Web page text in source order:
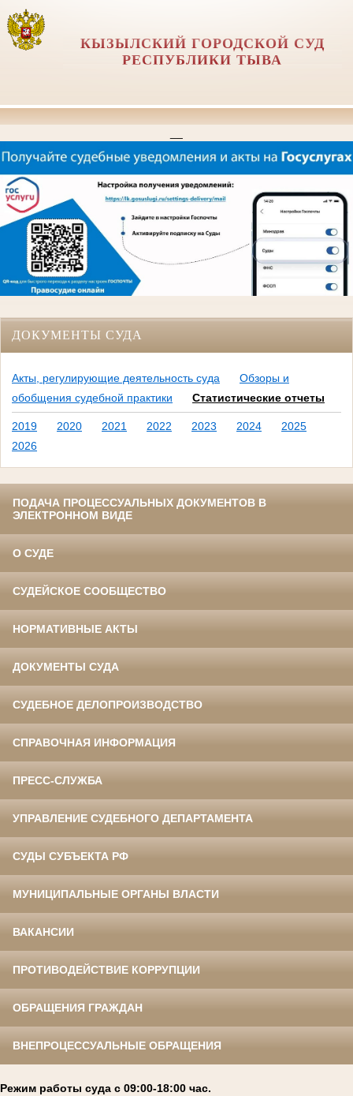
КЫЗЫЛСКИЙ ГОРОДСКОЙ СУД
РЕСПУБЛИКИ ТЫВА
ДОКУМЕНТЫ СУДА
Акты, регулирующие деятельность суда
Обзоры и
обобщения судебной практики
Статистические отчеты
2019 2020 2021 2022 2023 2024
2025
2026
ПОДАЧА ПРОЦЕССУАЛЬНЫХ ДОКУМЕНТОВ В
ЭЛЕКТРОННОМ ВИДЕ
О СУДЕ
СУДЕЙСКОЕ СООБЩЕСТВО
НОРМАТИВНЫЕ АКТЫ
ДОКУМЕНТЫ СУДА
СУДЕБНОЕ ДЕЛОПРОИЗВОДСТВО
СПРАВОЧНАЯ ИНФОРМАЦИЯ
ПРЕСС-СЛУЖБА
УПРАВЛЕНИЕ СУДЕБНОГО ДЕПАРТАМЕНТА
СУДЫ СУБЪЕКТА РФ
МУНИЦИПАЛЬНЫЕ ОРГАНЫ ВЛАСТИ
ВАКАНСИИ
ПРОТИВОДЕЙСТВИЕ КОРРУПЦИИ
ОБРАЩЕНИЯ ГРАЖДАН
ВНЕПРОЦЕССУАЛЬНЫЕ ОБРАЩЕНИЯ
Режим работы суда с 09:00-18:00 час.